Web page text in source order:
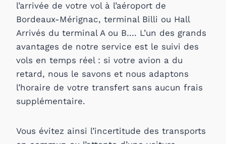
l’arrivée de votre vol à l’aéroport de
Bordeaux-Mérignac, terminal Billi ou Hall
Arrivés du terminal A ou B…. L’un des grands
avantages de notre service est le suivi des
vols en temps réel : si votre avion a du
retard, nous le savons et nous adaptons
l’horaire de votre transfert sans aucun frais
supplémentaire.
Vous évitez ainsi l’incertitude des transports